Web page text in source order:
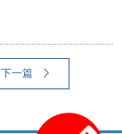
下一篇